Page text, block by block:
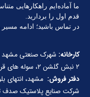
ما آماده‌ایم راهکارهایی
قدم اول را بردارید.
در تماس باشید؛ ادامه مسیر
کارخانه:
۲ نبش گلشن ۲، سوله های قرمز
دفتر فروش:
شرکت صنایع پلاستیک